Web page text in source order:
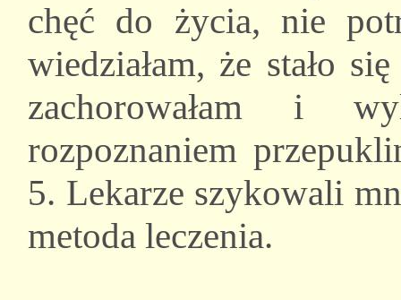
chęć do życia, nie
wiedziałam, że stało
zachorowałam i
rozpoznaniem
5. Lekarze szykowali
metoda leczenia.